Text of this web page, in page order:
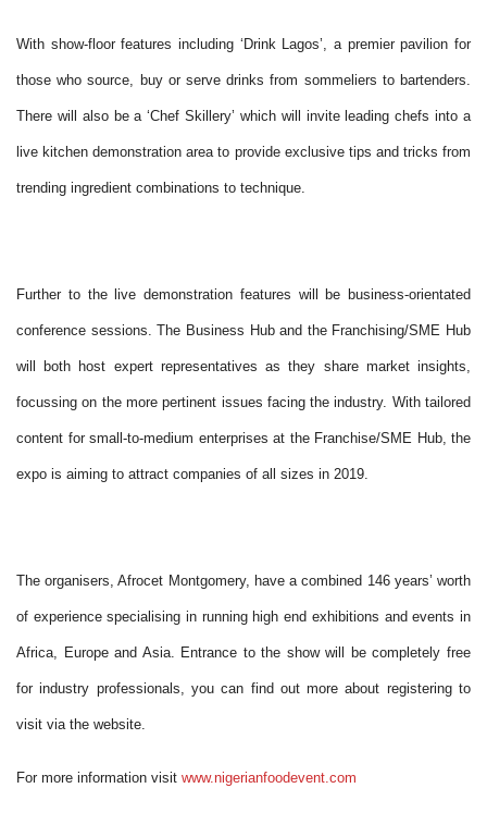
With show-floor features including ‘Drink Lagos’, a premier pavilion for
those who source, buy or serve drinks from sommeliers to bartenders.
There will also be a ‘Chef Skillery’ which will invite leading chefs into a
live kitchen demonstration area to provide exclusive tips and tricks from
trending ingredient combinations to technique.
Further to the live demonstration features will be business-orientated
conference sessions. The Business Hub and the Franchising/SME Hub
will both host expert representatives as they share market insights,
focussing on the more pertinent issues facing the industry. With tailored
content for small-to-medium enterprises at the Franchise/SME Hub, the
expo is aiming to attract companies of all sizes in 2019.
The organisers, Afrocet Montgomery, have a combined 146 years’ worth
of experience specialising in running high end exhibitions and events in
Africa, Europe and Asia. Entrance to the show will be completely free
for industry professionals, you can find out more about registering to
visit via the website.
For more information visit www.nigerianfoodevent.com